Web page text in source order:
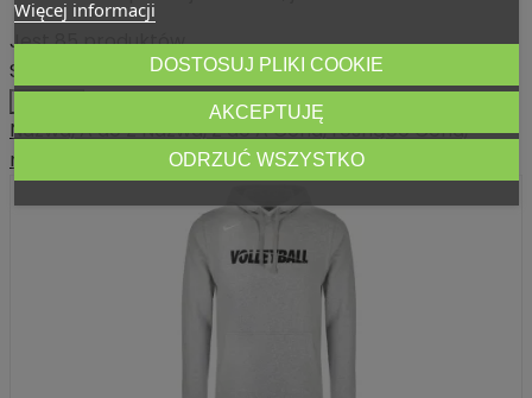
Jest 85 produktów.
Sortuj wg:
Nazwa, A do ZNazwa, Z do ACena, rosnącoCena,
malejąco
Więcej informacji
DOSTOSUJ PLIKI COOKIE
ODRZUĆ WSZYSTKO
AKCEPTUJĘ